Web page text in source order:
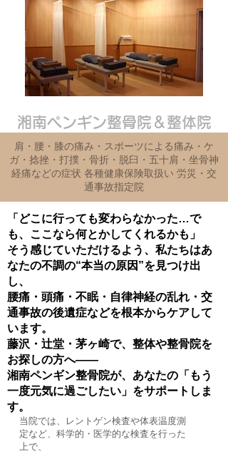
湘南ペンギン整骨院＆整体院
肩・腰・膝の痛み・スポーツによる痛み・ケ
ガ・捻挫・打撲・骨折・脱臼・五十肩・坐骨神
経痛などの症状 各種健康保険取扱い 労災・交
通事故指定院
「どこに行っても変わらなかった…で
も、ここなら何とかしてくれるかも」
そう感じていただけるよう、私たちはあ
なたの不調の“本当の原因”を見つけ出
し、
腰痛・頭痛・不眠・自律神経の乱れ・交
通事故の後遺症などを根本からケアして
います。
藤沢・辻堂・茅ヶ崎で、整体や整骨院を
お探しの方へ――
湘南ペンギン整骨院が、あなたの「もう
一度元気に過ごしたい」をサポートしま
す。
当院では、レントゲン検査や体表温度測
定など、科学的・医学的な検査を行った
上で、